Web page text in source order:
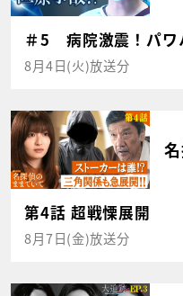
＃5 病院激震！パワ
8月4日(火)放送分
第4話 超戦慄展開
8月7日(金)放送分